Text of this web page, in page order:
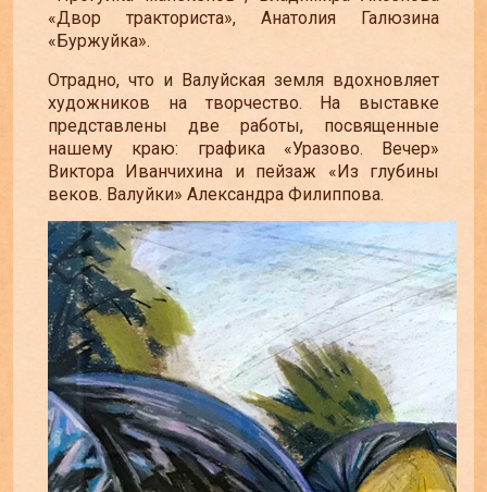
«Двор тракториста», Анатолия Галюзина
«Буржуйка».
Отрадно, что и Валуйская земля вдохновляет
художников на творчество. На выставке
представлены две работы, посвященные
нашему краю: графика «Уразово. Вечер»
Виктора Иванчихина и пейзаж «Из глубины
веков. Валуйки» Александра Филиппова.